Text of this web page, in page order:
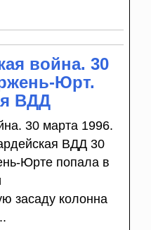
война. 30
Юрт.
ВДД
30 марта 1996.
ВДД 30
Юрте попала в
засаду колонна